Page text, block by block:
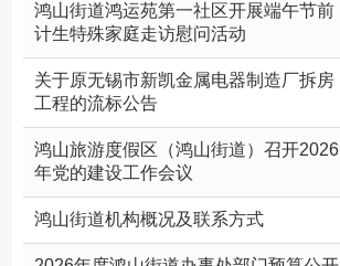
鸿山街道鸿运苑第一社区开展端午节前
计生特殊家庭走访慰问活动
关于原无锡市新凯金属电器制造厂拆房
工程的流标公告
鸿山旅游度假区（鸿山街道）召开2026
年党的建设工作会议
鸿山街道机构概况及联系方式